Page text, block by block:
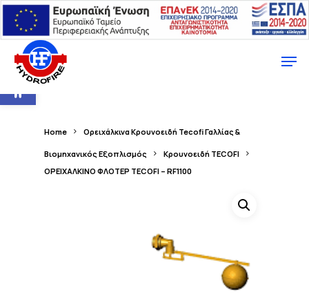
Ανοίξτε τη γραμμή εργαλείων
Home Ορειχάλκινα Κρουνοειδή Tecofi Γαλλίας &
Βιομηχανικός Εξοπλισμός
Κρουνοειδή TECOFI
ΟΡΕΙΧΑΛΚΙΝΟ ΦΛΟΤΕΡ TECOFI – RF1100